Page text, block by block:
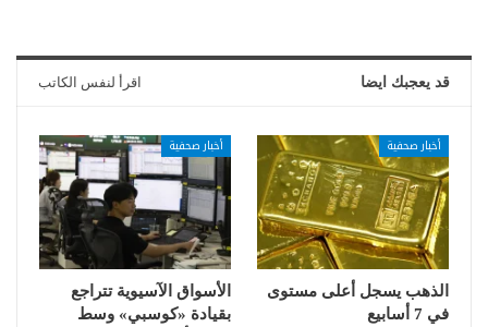
قد يعجبك ايضا اقرأ لنفس الكاتب
أخبار صحفية
الذهب يسجل أعلى مستوى
في 7 أسابيع
أخبار صحفية
الأسواق الآسيوية تتراجع
بقيادة «كوسبي» وسط